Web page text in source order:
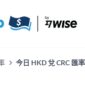
今日 HKD 兌 CRC 匯